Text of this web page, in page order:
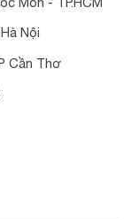
Nội
Cần Thơ